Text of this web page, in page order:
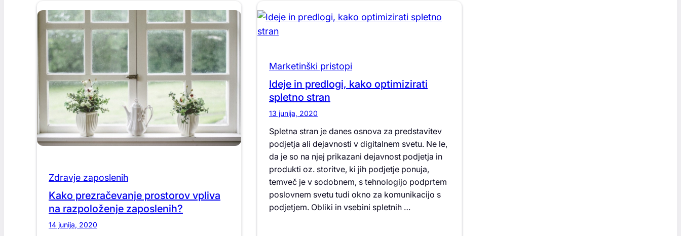
Zdravje zaposlenih
Kako prezračevanje prostorov vpliva
na razpoloženje zaposlenih?
14 junija, 2020
Marketinški pristopi
Ideje in predlogi, kako optimizirati
spletno stran
13 junija, 2020
Spletna stran je danes osnova za predstavitev
podjetja ali dejavnosti v digitalnem svetu. Ne le,
da je so na njej prikazani dejavnost podjetja in
produkti oz. storitve, ki jih podjetje ponuja,
temveč je v sodobnem, s tehnologijo podprtem
poslovnem svetu tudi okno za komunikacijo s
podjetjem. Obliki in vsebini spletnih …